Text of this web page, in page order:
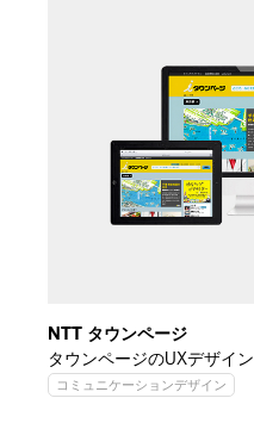
NTT タウンページ
タウンページのUXデザイン
コミュニケーションデザイン